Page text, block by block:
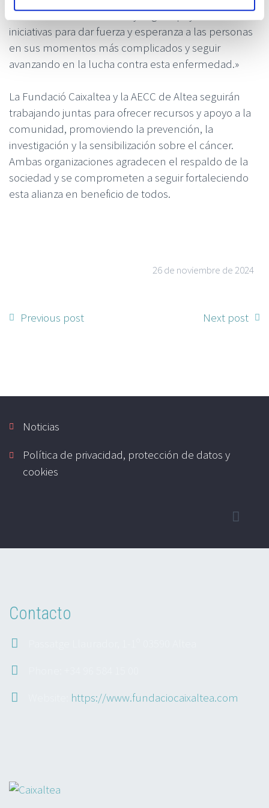
renovar esta colaboración y seguir apoyando sus
iniciativas para dar fuerza y esperanza a las personas
en sus momentos más complicados y seguir
avanzando en la lucha contra esta enfermedad.»
La Fundació Caixaltea y la AECC de Altea seguirán
trabajando juntas para ofrecer recursos y apoyo a la
comunidad, promoviendo la prevención, la
investigación y la sensibilización sobre el cáncer.
Ambas organizaciones agradecen el respaldo de la
sociedad y se comprometen a seguir fortaleciendo
esta alianza en beneficio de todos.
26 de noviembre de 2024
Previous post Next post
Noticias
Política de privacidad, protección de datos y
cookies
Contacto
https://www.fundaciocaixaltea.com